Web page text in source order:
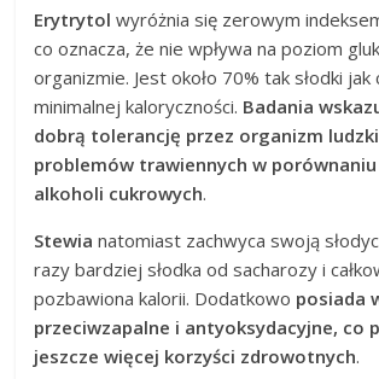
Erytrytol wyróżnia się zerowym
co oznacza, że nie wpływa na poziom
organizmie. Jest około 70% tak słodki
minimalnej kaloryczności. Badania
dobrą tolerancję przez organizm
problemów trawiennych w
alkoholi cukrowych.
Stewia natomiast zachwyca swoją
razy bardziej słodka od sacharozy i
pozbawiona kalorii. Dodatkowo posiada
przeciwzapalne i antyoksydacyjne, co
jeszcze więcej korzyści zdrowotnych.